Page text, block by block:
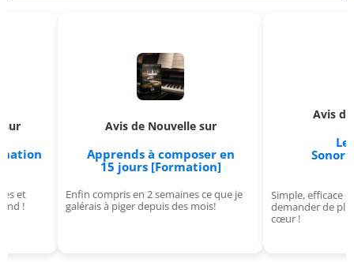
Avis de Nouvelle sur
Apprends à composer en
15 jours [Formation]
Enfin compris en 2 semaines ce que je
galérais à piger depuis des mois!
Avis de Kosmos
Sonorités
Simple, efficace et puissant,
demander de plus ? Un vrai